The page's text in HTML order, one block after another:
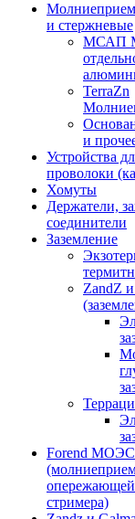
и стержневые
МСАП
TerraZn
и
Устройства
проволоки
Хомуты
Держатели,
соединители
Заземление
ZandZ
Forend МОЭС
стримера)